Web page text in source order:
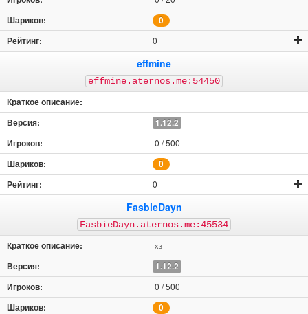
0
0
effmine
effmine.aternos.me:54450
1.12.2
0 / 500
0
0
FasbieDayn
FasbieDayn.aternos.me:45534
хз
1.12.2
0 / 500
0